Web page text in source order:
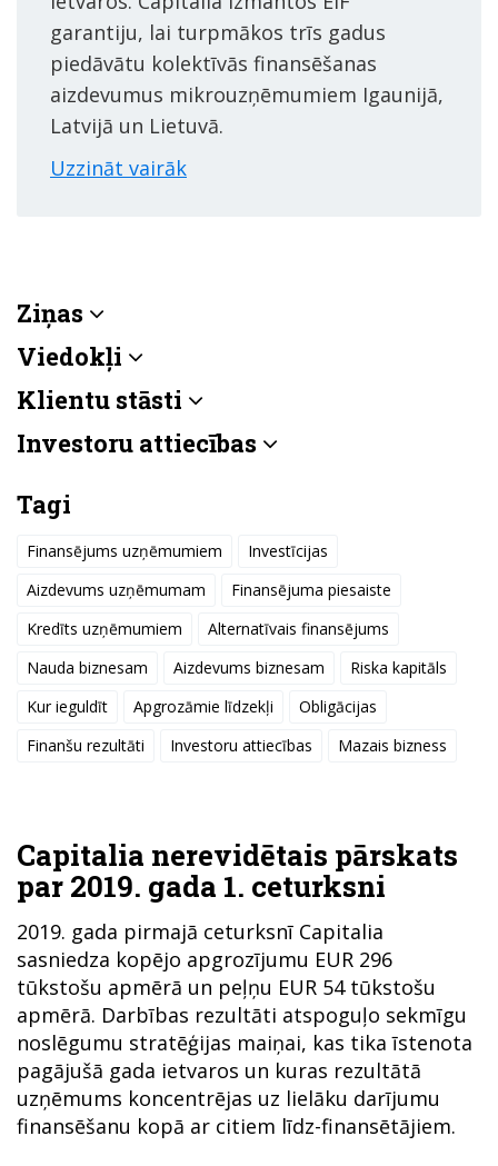
garantiju, lai turpmākos trīs gadus
piedāvātu kolektīvās finansēšanas
aizdevumus mikrouzņēmumiem Igaunijā,
Latvijā un Lietuvā.
Uzzināt vairāk
Capitalia nerevidētais pārskats
par 2019. gada 1. ceturksni
2019. gada pirmajā ceturksnī Capitalia
sasniedza kopējo apgrozījumu EUR 296
tūkstošu apmērā un peļņu EUR 54 tūkstošu
apmērā. Darbības rezultāti atspoguļo sekmīgu
noslēgumu stratēģijas maiņai, kas tika īstenota
pagājušā gada ietvaros un kuras rezultātā
uzņēmums koncentrējas uz lielāku darījumu
finansēšanu kopā ar citiem līdz-finansētājiem.
Ziņas
Viedokļi
Klientu stāsti
Investoru attiecības
Tagi
Finansējums uzņēmumiem
Investīcijas
Aizdevums uzņēmumam
Finansējuma piesaiste
Kredīts uzņēmumiem
Alternatīvais finansējums
Nauda biznesam
Aizdevums biznesam
Riska kapitāls
Kur ieguldīt
Apgrozāmie līdzekļi
Obligācijas
Finanšu rezultāti
Investoru attiecības Mazais bizness